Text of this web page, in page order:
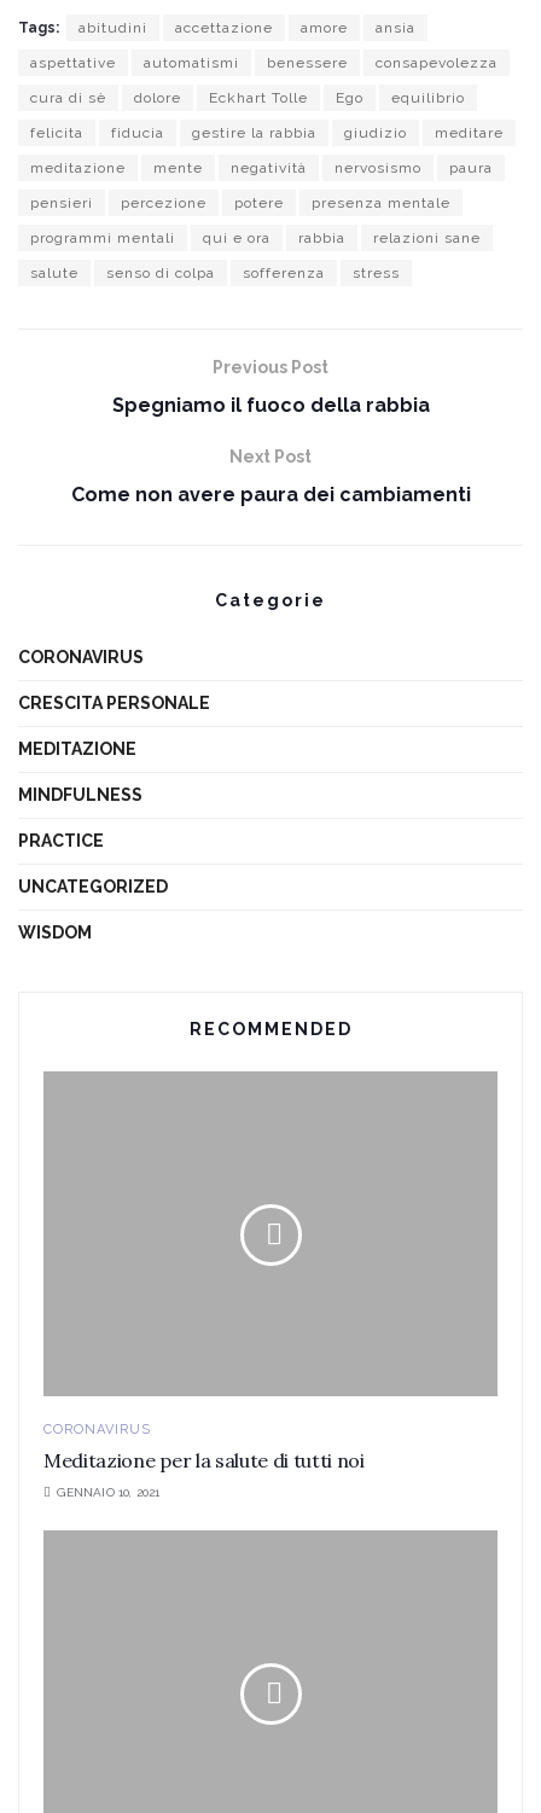
Tags: abitudini accettazione amore ansia
aspettative automatismi benessere consapevolezza
cura di sè dolore Eckhart Tolle Ego equilibrio
felicita fiducia gestire la rabbia giudizio meditare
meditazione mente negatività nervosismo paura
pensieri percezione potere presenza mentale
programmi mentali qui e ora rabbia relazioni sane
salute senso di colpa sofferenza stress
Previous Post
Spegniamo il fuoco della rabbia
Next Post
Come non avere paura dei cambiamenti
Categorie
CORONAVIRUS
CRESCITA PERSONALE
MEDITAZIONE
MINDFULNESS
PRACTICE
UNCATEGORIZED
WISDOM
RECOMMENDED
CORONAVIRUS
Meditazione per la salute di tutti noi
GENNAIO 10, 2021